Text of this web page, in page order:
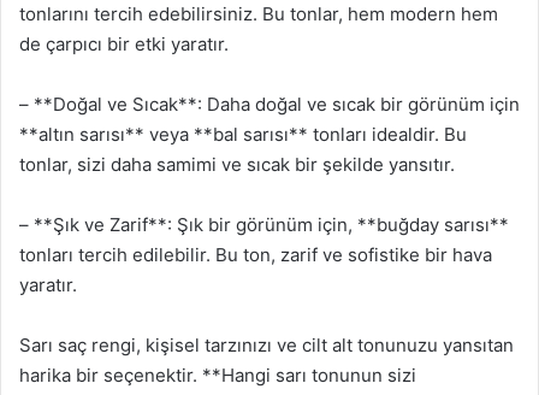
tonlarını tercih edebilirsiniz. Bu tonlar, hem modern hem
de çarpıcı bir etki yaratır.
– **Doğal ve Sıcak**: Daha doğal ve sıcak bir görünüm için
**altın sarısı** veya **bal sarısı** tonları idealdir. Bu
tonlar, sizi daha samimi ve sıcak bir şekilde yansıtır.
– **Şık ve Zarif**: Şık bir görünüm için, **buğday sarısı**
tonları tercih edilebilir. Bu ton, zarif ve sofistike bir hava
yaratır.
Sarı saç rengi, kişisel tarzınızı ve cilt alt tonunuzu yansıtan
harika bir seçenektir. **Hangi sarı tonunun sizi